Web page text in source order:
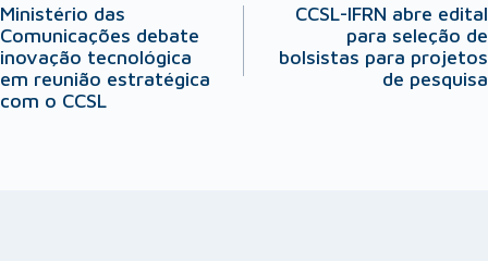
Ministério das
Comunicações debate
inovação tecnológica
em reunião estratégica
com o CCSL
CCSL-IFRN abre edital
para seleção de
bolsistas para projetos
de pesquisa